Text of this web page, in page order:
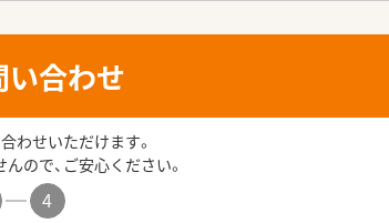
い合わせ
わせいただけます。
ので、ご安心ください。
4